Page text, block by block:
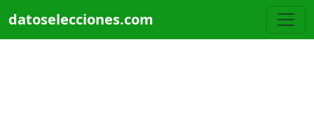
datoselecciones.com